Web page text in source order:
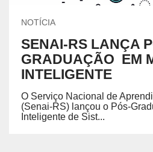
NOTÍCIA
SENAI-RS LANÇA
GRADUAÇÃO EM
INTELIGENTE
O Serviço Nacional de
(Senai-RS) lançou o Pós-
Inteligente de Sist...